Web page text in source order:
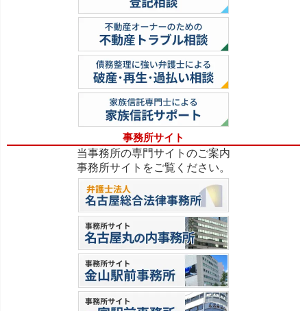
事務所サイト
当事務所の専門サイトのご案内
事務所サイトをご覧ください。